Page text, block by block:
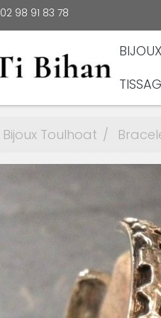
02 98 91 83 78
Bijoux Toulhoat